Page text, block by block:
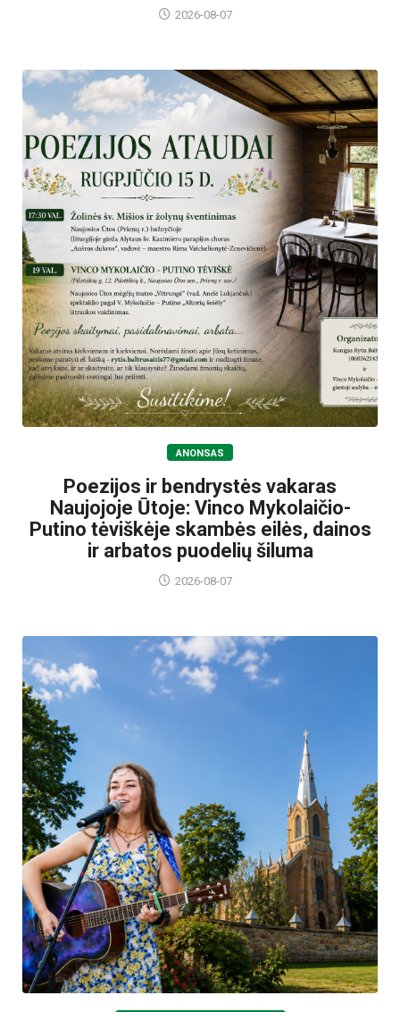
2026-08-07
ANONSAS
Poezijos ir bendrystės vakaras
Naujojoje Ūtoje: Vinco Mykolaičio-
Putino tėviškėje skambės eilės, dainos
ir arbatos puodelių šiluma
2026-08-07